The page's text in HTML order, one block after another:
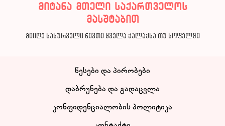
მიტანა მთელი საქართველოს
მასშტაბით
მიიღე სასურველი ნივთი ყველა ქალაქსა თუ სოფელში
წესები და პირობები
დაბრუნება და გადაცვლა
კონფიდენციალობის პოლიტიკა